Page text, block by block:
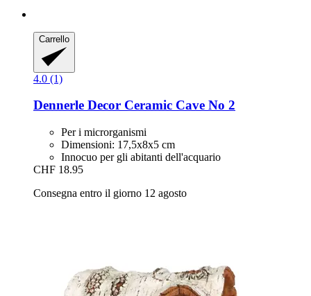
Carrello
4.0 (1)
Dennerle Decor Ceramic Cave No 2
Per i microrganismi
Dimensioni: 17,5x8x5 cm
Innocuo per gli abitanti dell'acquario
CHF 18.95
Consegna entro il giorno 12 agosto